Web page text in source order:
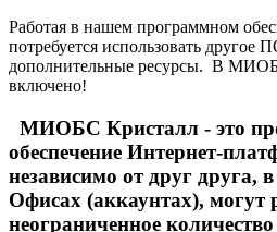
Работая в нашем программном
потребуется использовать другое
дополнительные ресурсы. В
включено!
МИОБС Кристалл - это
обеспечение Интернет-
независимо от друг друга,
Офисах (аккаунтах), могут
неограниченное